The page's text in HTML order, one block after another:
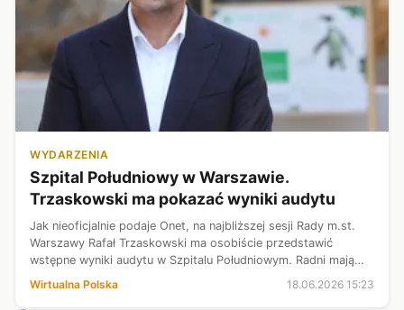
WYDARZENIA
Szpital Południowy w Warszawie.
Trzaskowski ma pokazać wyniki audytu
Jak nieoficjalnie podaje Onet, na najbliższej sesji Rady m.st.
Warszawy Rafał Trzaskowski ma osobiście przedstawić
wstępne wyniki audytu w Szpitalu Południowym. Radni mają
też zająć się wnioskiem o kontrolę zasad przyjmowania
Wirtualna Polska 18.06.2026 15:23